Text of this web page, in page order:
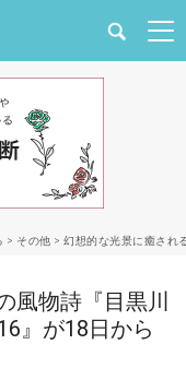
> その他 > 幻想的な光景に癒され
風物詩『目黒川
』が18日から